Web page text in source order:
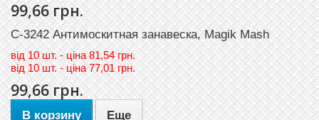
99,66 грн.
C-3242 Антимоскитная занавеска, Magik Mash
вiд 10 шт. - цiна 81,54 грн.
вiд10 шт. - цiна 77,01 грн.
99,66 грн.
В корзину Еще